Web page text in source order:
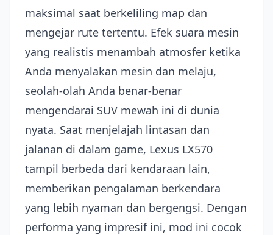
maksimal saat berkeliling map dan
mengejar rute tertentu. Efek suara mesin
yang realistis menambah atmosfer ketika
Anda menyalakan mesin dan melaju,
seolah-olah Anda benar-benar
mengendarai SUV mewah ini di dunia
nyata. Saat menjelajah lintasan dan
jalanan di dalam game, Lexus LX570
tampil berbeda dari kendaraan lain,
memberikan pengalaman berkendara
yang lebih nyaman dan bergengsi. Dengan
performa yang impresif ini, mod ini cocok